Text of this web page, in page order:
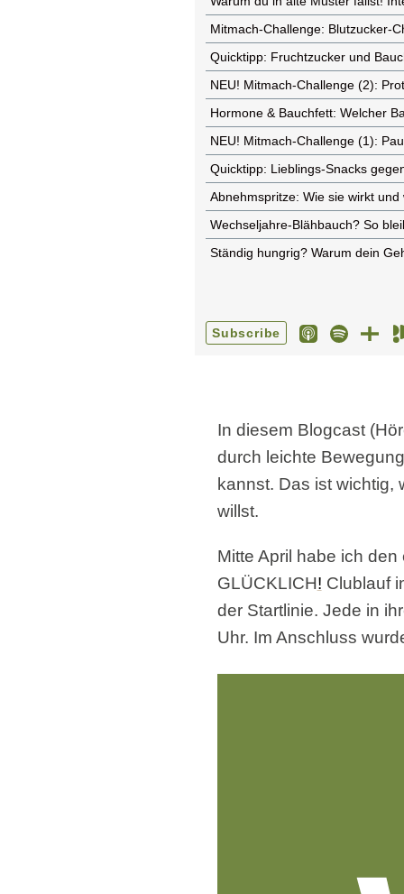
In diesem Blogcast
durch leichte
kannst. Das ist
willst.
Mitte April habe ich
GLÜCKLICH! Clublauf
der Startlinie. Jede in
Uhr. Im Anschluss